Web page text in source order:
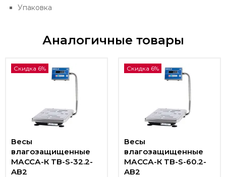
Упаковка
Аналогичные товары
Скидка 6%
Весы
влагозащищенные
МАССА-К TB-S-32.2-
AB2
Скидка 6%
Весы
влагозащищенные
МАССА-К TB-S-60.2-
AB2